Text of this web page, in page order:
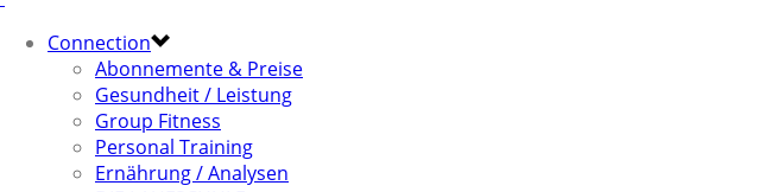
Connection
Abonnemente & Preise
Gesundheit / Leistung
Group Fitness
Personal Training
Ernährung / Analysen